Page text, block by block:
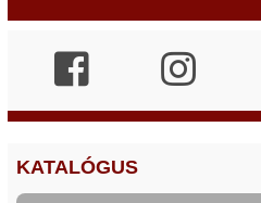
KATALÓGUS